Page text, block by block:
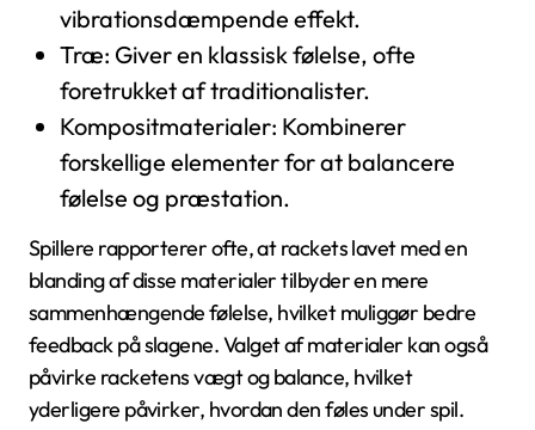
vibrationsdæmpende effekt.
Træ: Giver en klassisk følelse, ofte
foretrukket af traditionalister.
Kompositmaterialer: Kombinerer
forskellige elementer for at balancere
følelse og præstation.
Spillere rapporterer ofte, at rackets lavet med en
blanding af disse materialer tilbyder en mere
sammenhængende følelse, hvilket muliggør bedre
feedback på slagene. Valget af materialer kan også
påvirke racketens vægt og balance, hvilket
yderligere påvirker, hvordan den føles under spil.